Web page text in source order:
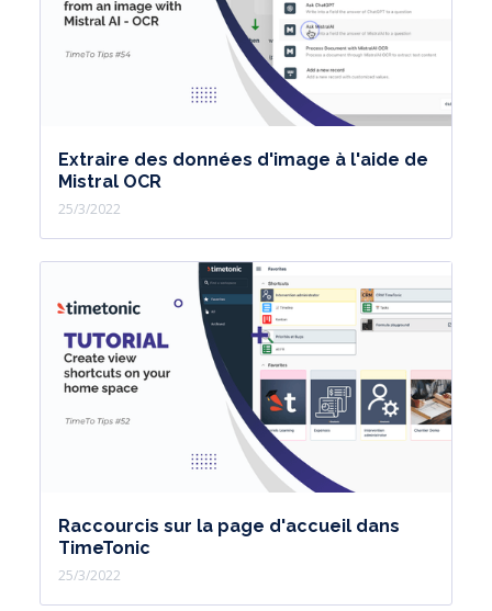
Extraire des données d'image à l'aide de
Mistral OCR
25/3/2022
Raccourcis sur la page d'accueil dans
TimeTonic
25/3/2022